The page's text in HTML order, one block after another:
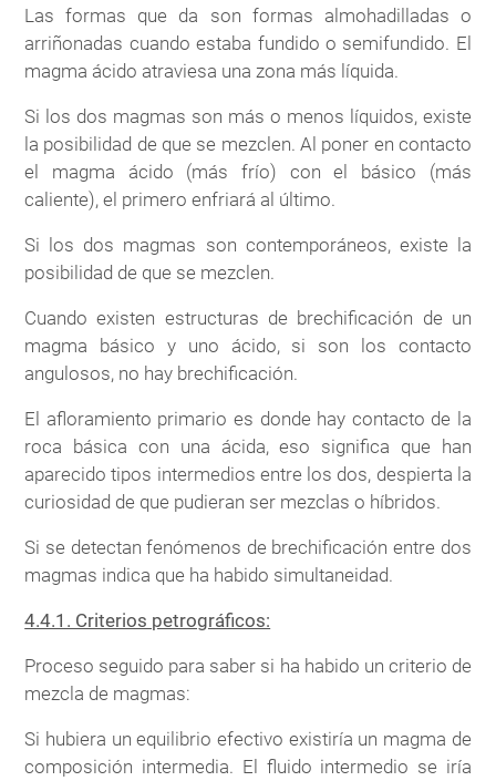
Las formas que da son formas almohadilladas o
arriñonadas cuando estaba fundido o semifundido. El
magma ácido atraviesa una zona más líquida.
Si los dos magmas son más o menos líquidos, existe
la posibilidad de que se mezclen. Al poner en contacto
el magma ácido (más frío) con el básico (más
caliente), el primero enfriará al último.
Si los dos magmas son contemporáneos, existe la
posibilidad de que se mezclen.
Cuando existen estructuras de brechificación de un
magma básico y uno ácido, si son los contacto
angulosos, no hay brechificación.
El afloramiento primario es donde hay contacto de la
roca básica con una ácida, eso significa que han
aparecido tipos intermedios entre los dos, despierta la
curiosidad de que pudieran ser mezclas o híbridos.
Si se detectan fenómenos de brechificación entre dos
magmas indica que ha habido simultaneidad.
4.4.1. Criterios petrográficos:
Proceso seguido para saber si ha habido un criterio de
mezcla de magmas:
Si hubiera un equilibrio efectivo existiría un magma de
composición intermedia. El fluido intermedio se iría